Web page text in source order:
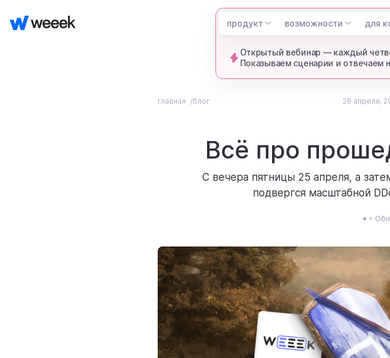
продукт возможности для
Открытый вебинар — каждый
Показываем сценарии и отвечаем
главная блог 28 апреля,
Всё про
С вечера пятницы 25 апреля, а
подвергся масштабной
⚡